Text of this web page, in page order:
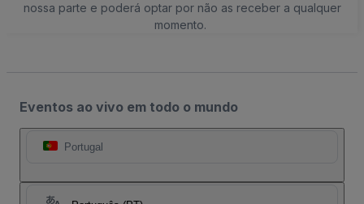
nossa parte e poderá optar por não as receber a qualquer
momento.
Eventos ao vivo em todo o mundo
Portugal